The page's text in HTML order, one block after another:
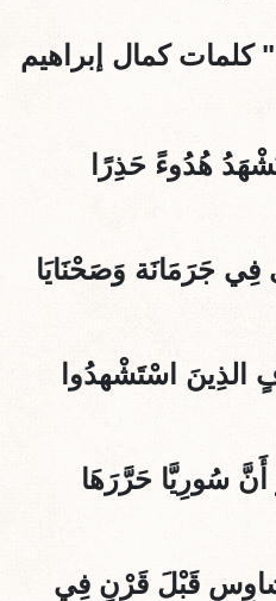
كلمات كمال إبراهيم
هُدُوءً حَذِرًا
جَرَمَانَة وَصَحْنَايَا
اسْتَشْهدُوا
أَنَّ سُورِيَّا حَرَّرَهَا
قَبْلَ قَرْنٍ فِي